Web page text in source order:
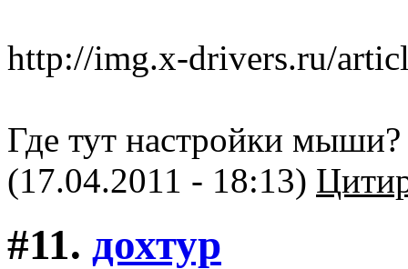
http://img.x-drivers.ru/
Где тут настройки мыши?
(17.04.2011 - 18:13)
#11. дохтур